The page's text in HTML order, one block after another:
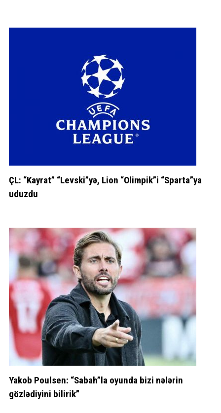
ÇL: “Kayrat” “Levski”yə, Lion “Olimpik”i “Sparta”ya
uduzdu
Yakob Poulsen: “Sabah”la oyunda bizi nələrin
gözlədiyini bilirik”